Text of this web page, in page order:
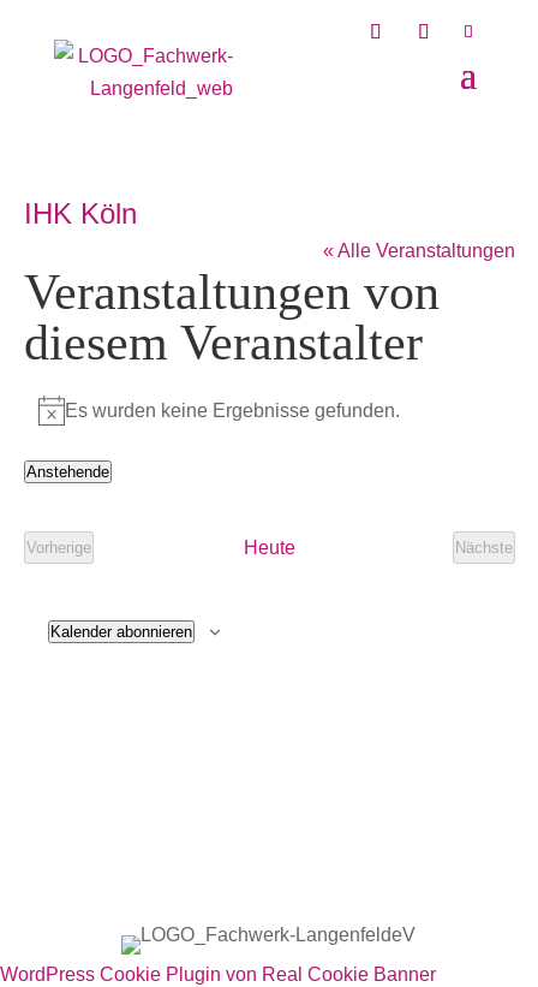
IHK Köln
« Alle Veranstaltungen
Veranstaltungen von
diesem Veranstalter
Hinweis
Es wurden keine Ergebnisse gefunden.
Anstehende
wählen.
Vorherige
Veranstaltungen
Heute
Nächste
Kalender abonnieren
WordPress Cookie Plugin von Real Cookie Banner